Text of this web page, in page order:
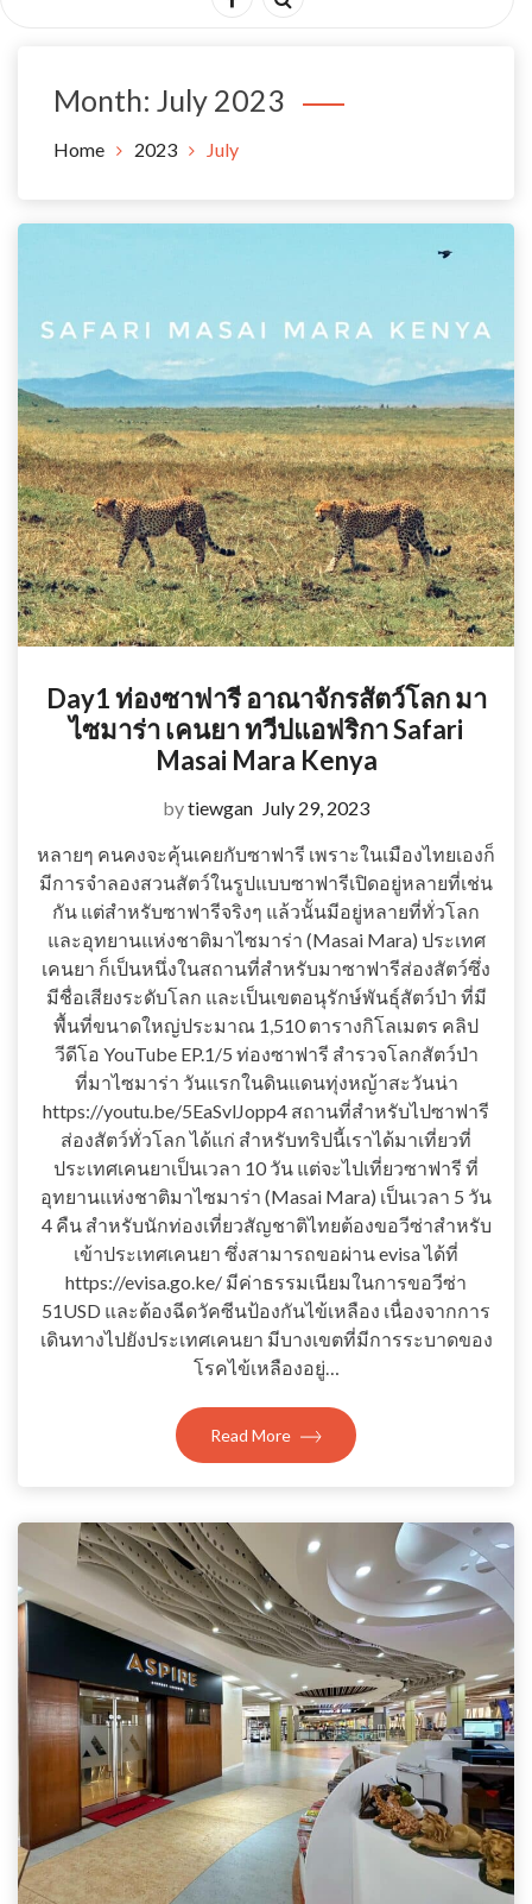
Month: July 2023
Home 2023 July
Day1 ท่องซาฟารี อาณาจักรสัตว์โลก มา
ไซมาร่า เคนยา ทวีปแอฟริกา Safari
Masai Mara Kenya
bytiewgan July 29, 2023
หลายๆ คนคงจะคุ้นเคยกับซาฟารี เพราะในเมืองไทยเองก็
มีการจำลองสวนสัตว์ในรูปแบบซาฟารีเปิดอยู่หลายที่เช่น
กัน แต่สำหรับซาฟารีจริงๆ แล้วนั้นมีอยู่หลายที่ทั่วโลก
และอุทยานแห่งชาติมาไซมาร่า (Masai Mara) ประเทศ
เคนยา ก็เป็นหนึ่งในสถานที่สำหรับมาซาฟารีส่องสัตว์ซึ่ง
มีชื่อเสียงระดับโลก และเป็นเขตอนุรักษ์พันธุ์สัตว์ป่า ที่มี
พื้นที่ขนาดใหญ่ประมาณ 1,510 ตารางกิโลเมตร คลิป
วีดีโอ YouTube EP.1/5 ท่องซาฟารี สำรวจโลกสัตว์ป่า
ที่มาไซมาร่า วันแรกในดินแดนทุ่งหญ้าสะวันน่า
https://youtu.be/5EaSvlJopp4 สถานที่สำหรับไปซาฟารี
ส่องสัตว์ทั่วโลก ได้แก่ สำหรับทริปนี้เราได้มาเที่ยวที่
ประเทศเคนยาเป็นเวลา 10 วัน แต่จะไปเที่ยวซาฟารี ที่
อุทยานแห่งชาติมาไซมาร่า (Masai Mara) เป็นเวลา 5 วัน
4 คืน สำหรับนักท่องเที่ยวสัญชาติไทยต้องขอวีซ่าสำหรับ
เข้าประเทศเคนยา ซึ่งสามารถขอผ่าน evisa ได้ที่
https://evisa.go.ke/ มีค่าธรรมเนียมในการขอวีซ่า
51USD และต้องฉีดวัคซีนป้องกันไข้เหลือง เนื่องจากการ
เดินทางไปยังประเทศเคนยา มีบางเขตที่มีการระบาดของ
โรคไข้เหลืองอยู่…
Read More